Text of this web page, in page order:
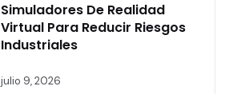
Simuladores De Realidad
Virtual Para Reducir Riesgos
Industriales
julio 9, 2026